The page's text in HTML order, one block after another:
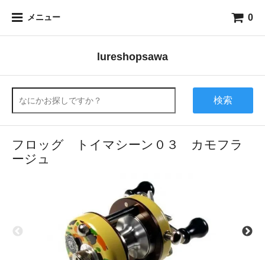
メニュー 0
lureshopsawa
検索
フロッグ トイマシーン０３ カモフラ
ージュ